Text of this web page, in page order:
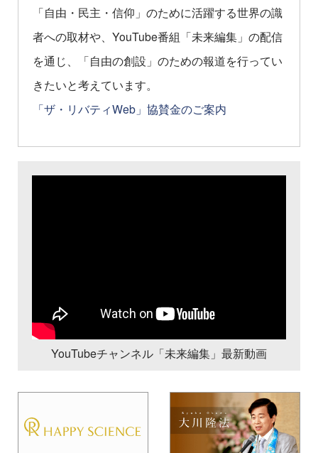
「自由・民主・信仰」のために活躍する世界の識
者への取材や、YouTube番組「未来編集」の配信
を通じ、「自由の創設」のための報道を行ってい
きたいと考えています。
「ザ・リバティWeb」協賛金のご案内
YouTubeチャンネル「未来編集」最新動画